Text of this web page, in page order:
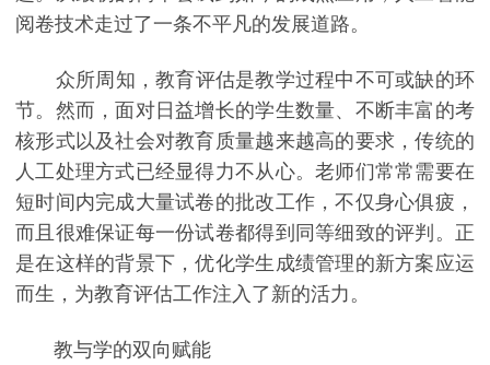
阅卷技术走过了一条不平凡的发展道路。
众所周知，教育评估是教学过程中不可或缺的环
节。然而，面对日益增长的学生数量、不断丰富的考
核形式以及社会对教育质量越来越高的要求，传统的
人工处理方式已经显得力不从心。老师们常常需要在
短时间内完成大量试卷的批改工作，不仅身心俱疲，
而且很难保证每一份试卷都得到同等细致的评判。正
是在这样的背景下，优化学生成绩管理的新方案应运
而生，为教育评估工作注入了新的活力。
教与学的双向赋能